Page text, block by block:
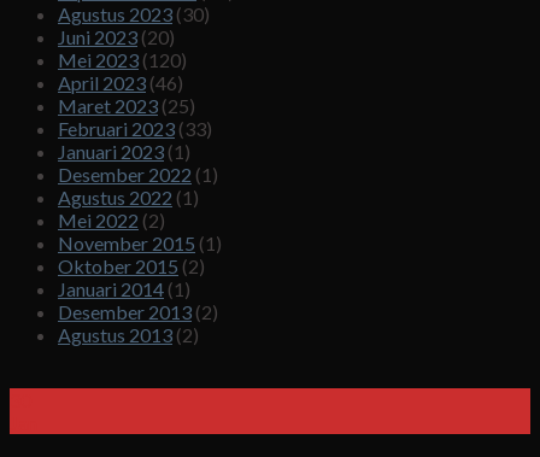
Agustus 2023 (30)
Juni 2023 (20)
Mei 2023 (120)
April 2023 (46)
Maret 2023 (25)
Februari 2023 (33)
Januari 2023 (1)
Desember 2022 (1)
Agustus 2022 (1)
Mei 2022 (2)
November 2015 (1)
Oktober 2015 (2)
Januari 2014 (1)
Desember 2013 (2)
Agustus 2013 (2)